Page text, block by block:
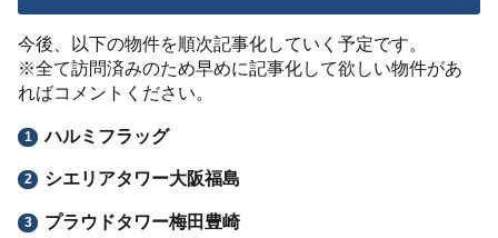
今後、以下の物件を順次記事化していく予定です。
※全て訪問済みのため早めに記事化して欲しい物件があ
ればコメントください。
ハルミフラッグ
シエリアタワー大阪福島
プラウドタワー梅田豊崎